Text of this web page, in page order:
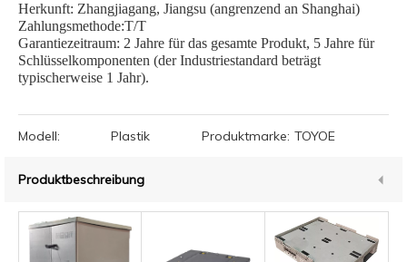
Herkunft: Zhangjiagang, Jiangsu (angrenzend an Shanghai)
Zahlungsmethode:T/T
Garantiezeitraum: 2 Jahre für das gesamte Produkt, 5 Jahre für
Schlüsselkomponenten (der Industriestandard beträgt
typischerweise 1 Jahr).
Modell: Plastik Produktmarke: TOYOE
Produktbeschreibung